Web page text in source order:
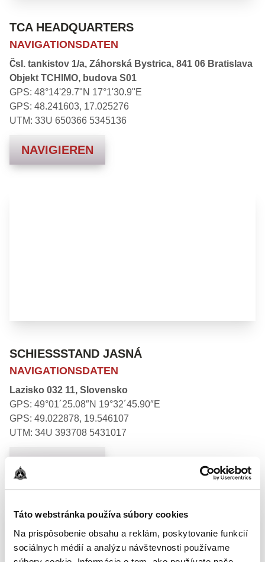
Táto webstránka používa súbory cookies
Na prispôsobenie obsahu a reklám, poskytovanie funkcií
sociálnych médií a analýzu návštevnosti používame
TCA HEADQUARTERS
NAVIGATIONSDATEN
Čsl. tankistov 1/a, Záhorská Bystrica, 841 06 Bratislava
Objekt TCHIMO, budova S01
GPS: 48°14'29.7"N 17°1'30.9"E
GPS: 48.241603, 17.025276
UTM: 33U 650366 5345136
NAVIGIEREN
SCHIESSSTAND JASNÁ
NAVIGATIONSDATEN
Lazisko 032 11, Slovensko
GPS: 49°01´25.08″N 19°32´45.90″E
GPS: 49.022878, 19.546107
UTM: 34U 393708 5431017